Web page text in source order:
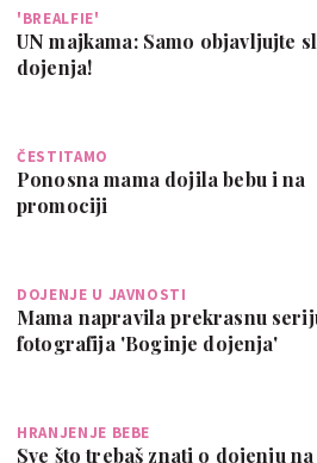
'BREALFIE'
UN majkama: Samo objavljujte
dojenja!
ČESTITAMO
Ponosna mama dojila bebu i na
promociji
DOJENJE U JAVNOSTI
Mama napravila prekrasnu
fotografija 'Boginje dojenja'
HRANJENJE BEBE
Sve što trebaš znati o dojenju